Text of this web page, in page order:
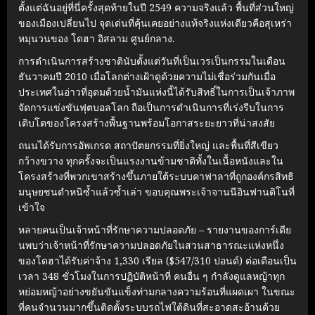
ตั้งแต่ฉันอยู่ที่นี่ครั้งสุดท้ายในปี 2549 ความจริงแล้ว พื้นที่ส่วนใหญ่
ของเมืองเปลี่ยนไป จุดเด่นที่คุ้นเคยอย่างแท้จริงแห่งเดียวคือสุเหร่า
หมุนวนของ โดฮา อิสลาม ศูนย์กลาง.
การดำเนินการสร้างชาตินับตั้งแต่วันที่เป็นเวรเป็นกรรมในเดือน
ธันวาคมปี 2010 เมื่อโลกต่างเฝ้าดูด้วยความไม่เชื่อร่วมกันเมื่อ
ประเทศในอ่าวที่อุดมด้วยน้ำมันแห่งนี้ได้รับสิทธิ์ในการเป็นเจ้าภาพ
จัดการแข่งขันฟุตบอลโลก ถือเป็นการดำเนินการที่เร่งรีบในการ
เติบโตของโครงสร้างพื้นฐานพร้อมโอกาสระยะยาวที่น่าสงสัย
ถนนได้รับการอัพเกรด สถาปัตยกรรมที่ยิ่งใหญ่ และพื้นที่สีเขียว
กว้างขวาง ทุกครั้งจะเป็นแรงงานข้ามชาติทั้งในเนื้อหนังและใน
โครงสร้างที่พวกเขาสร้างขึ้นภายใต้ระบบคาฟาลาที่ถูกองค์กรสิทธิ
มนุษยชนตำหนิซ้ำแล้วซ้ำเล่า ขอบคุณพระเจ้าจานนีอินฟานติโนที่
เข้าใจ
หลายคนเป็นเจ้าหน้าที่รักษาความปลอดภัย – รายงานของการ์เดีย
นพบว่าเจ้าหน้าที่รักษาความปลอดภัยในสวนสาธารณะแห่งหนึ่ง
ของโดฮาได้รับค่าจ้าง 1,330 เรียล ($547/310 ปอนด์) ต่อเดือนเป็น
เวลา 348 ชั่วโมงในการปฏิบัติหน้าที่ คนอื่น ๆ กำลังดูแลหญ้าทุก
หย่อมหญ้าอย่างขยันขันแข็งท่ามกลางความร้อนที่แผดเผา ในขณะ
ที่คนจำนวนมากขึ้นติดตั้งระบบรถไฟใต้ดินที่สะอาดสะอ้านด้วย